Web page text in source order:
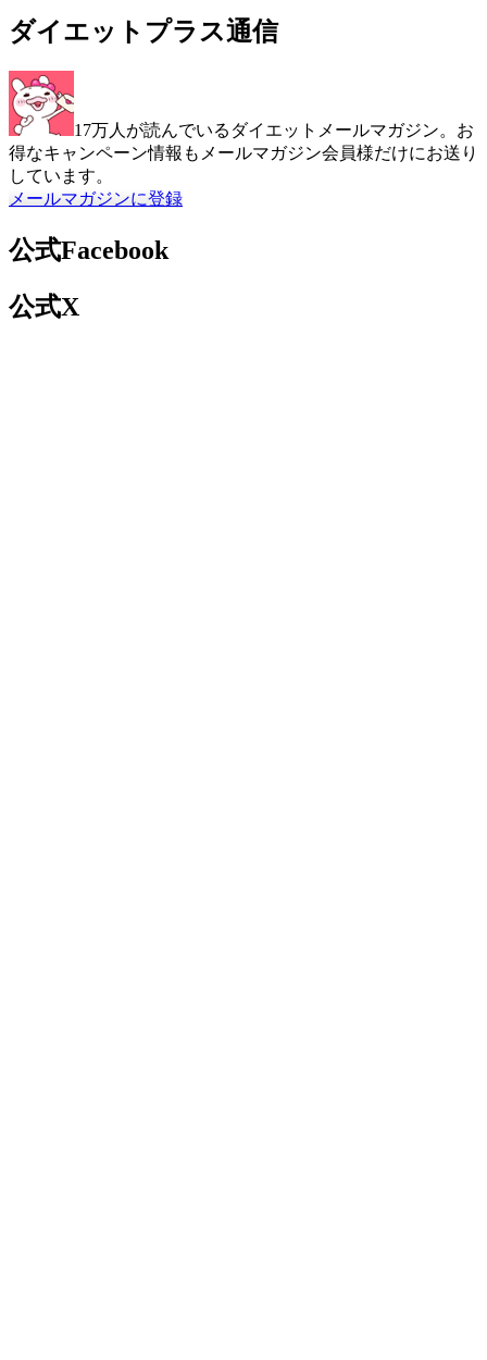
ダイエットプラス通信
17万人が読んでいるダイエットメールマガジン。お
得なキャンペーン情報もメールマガジン会員様だけにお送り
しています。
メールマガジンに登録
公式Facebook
公式X